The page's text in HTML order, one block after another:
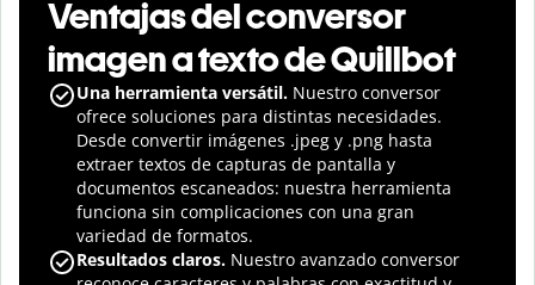
Ventajas del conversor
imagen a texto de Quillbot
Una herramienta versátil. Nuestro conversor
ofrece soluciones para distintas necesidades.
Desde convertir imágenes .jpeg y .png hasta
extraer textos de capturas de pantalla y
documentos escaneados: nuestra herramienta
funciona sin complicaciones con una gran
variedad de formatos.
Resultados claros. Nuestro avanzado conversor